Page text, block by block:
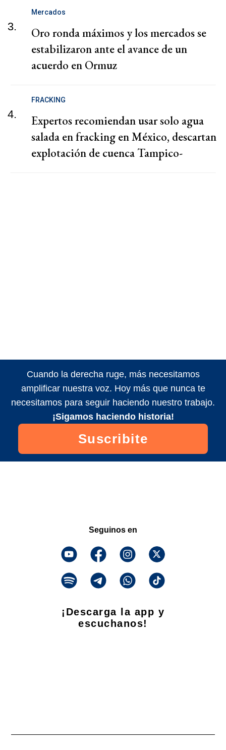
3.
Mercados
Oro ronda máximos y los mercados se
estabilizaron ante el avance de un
acuerdo en Ormuz
4.
FRACKING
Expertos recomiendan usar solo agua
salada en fracking en México, descartan
explotación de cuenca Tampico-
Cuando la derecha ruge, más necesitamos
amplificar nuestra voz. Hoy más que nunca te
necesitamos para seguir haciendo nuestro trabajo.
¡Sigamos haciendo historia!
Suscribite
Seguinos en
¡Descarga la app y
escuchanos!